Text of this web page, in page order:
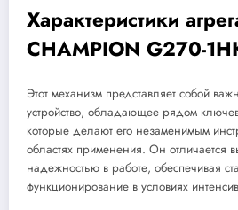
Характеристики
CHAMPION G270-
Этот механизм представляет собой
устройство, обладающее рядом
которые делают его незаменимым
областях применения. Он отличается
надежностью в работе, обеспечивая
функционирование в условиях